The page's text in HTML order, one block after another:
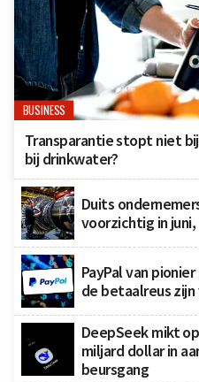
BUSINESS
Transparantie stopt niet
bij drinkwater?
Duits
voorzichtig in
PayPal van
de betaalreus
DeepSeek mikt
miljard dollar in
beursgang